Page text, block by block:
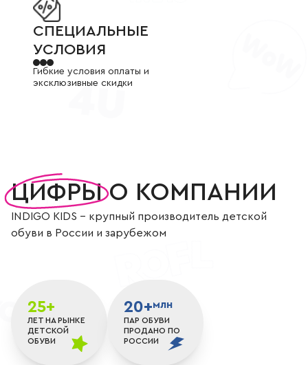
СПЕЦИАЛЬНЫЕ УСЛОВИЯ
СПЕЦИАЛЬНЫЕ
УСЛОВИЯ
Гибкие условия оплаты и
эксклюзивные скидки
Цифры о компании
ЦИФРЫ О КОМПАНИИ
INDIGO KIDS - крупный производитель детской
обуви в России и зарубежом
25+
ЛЕТ НА РЫНКЕ
ДЕТСКОЙ
ОБУВИ
20+млн
ПАР ОБУВИ
ПРОДАНО ПО
РОССИИ